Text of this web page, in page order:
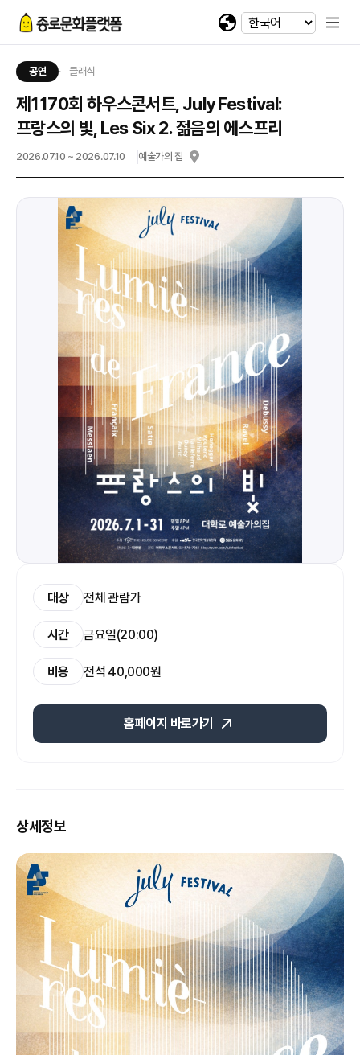
공연 클래식
제1170회 하우스콘서트, July Festival:
프랑스의 빛, Les Six 2. 젊음의 에스프리
2026.07.10 ~ 2026.07.10 예술가의 집
대상 전체 관람가
시간 금요일(20:00)
비용 전석 40,000원
홈페이지 바로가기
상세정보
카카오 로그인
일회용 로그인
이메일
파일선택
jpg, jpeg, png, pdf 파일만 업로드 가능합니다. (10MB 이하)
첨부파일
공연명 선택
번호 선택
회차정보 발급수량
선택